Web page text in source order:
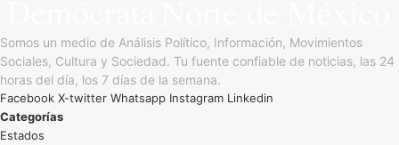
Somos un medio de Análisis Político, Información, Movimientos
Sociales, Cultura y Sociedad. Tu fuente confiable de noticias, las 24
horas del día, los 7 días de la semana.
Facebook X-twitter Whatsapp Instagram Linkedin
Categorías
Estados